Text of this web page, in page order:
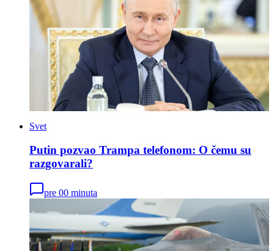
Svet
Putin pozvao Trampa telefonom: O čemu su
razgovarali?
pre 00 minuta